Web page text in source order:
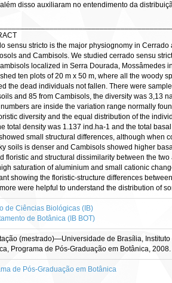
além disso auxiliaram no entendimento da
sensu stricto is the major physiognomy in
and Cambisols. We studied cerrado sensu
localized in Serra Dourada, Mossâmedes
ten plots of 20 m x 50 m, where all the woody
the dead individuals not fallen. There were
and 85 from Cambisols, the diversity was 3,13
are inside the variation range normally
diversity and the equal distribution of the
total density was 1.137 ind.ha-1 and the total
small structural differences, although when
soils is denser and Cambisols showed higher
floristic and structural dissimilarity between the
saturation of aluminium and small cationic
showing the floristic-structure differences
were helpful to understand the distribution of
de Ciências Biológicas (IB)
de Botânica (IB BOT)
(mestrado)—Universidade de Brasília,
Programa de Pós-Graduação em Botânica, 2008.
de Pós-Graduação em Botânica